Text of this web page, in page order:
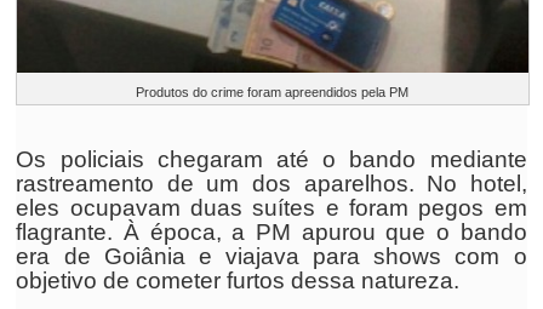
Produtos do crime foram apreendidos pela PM
Os policiais chegaram até o bando mediante
rastreamento de um dos aparelhos. No hotel,
eles ocupavam duas suítes e foram pegos em
flagrante. À época, a PM apurou que o bando
era de Goiânia e viajava para shows com o
objetivo de cometer furtos dessa natureza.